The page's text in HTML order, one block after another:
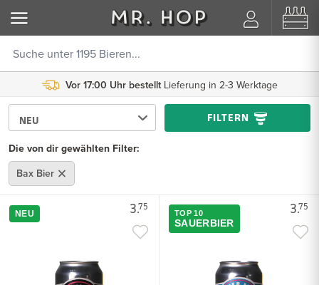
Vor 17:00 Uhr bestellt Lieferung in 2-3 Werktage
FILTERN
Die von dir gewählten Filter:
Bax Bier
3.75
NEU 3.75
TOP 10
SAUERBIER